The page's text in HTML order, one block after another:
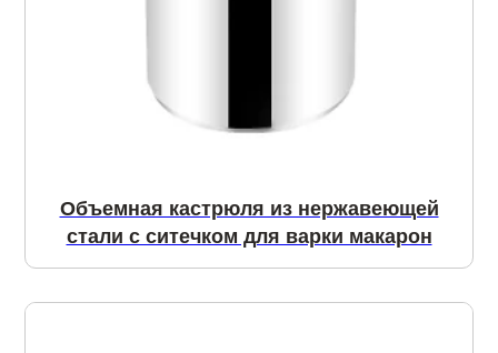
Объемная кастрюля из нержавеющей
стали с ситечком для варки макарон